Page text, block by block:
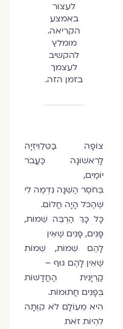
לעצור
באמצע
הקריאה.
מומלץ
להקשיב
לעצמך
בזמן הזה.
צוֹפָה בַּטֵּלֵוִיזְיָה
לָרִאשׁוֹנָה כַּעֲבֹר
יוֹמַיִם,
בְּחֹסֶר הַשֵּׁנָה נִדְמֶה לִי
שֶׁהַכֹּל הָיָה חֲלוֹם.
כָּל כָּךְ הַרְבֵּה שֵׁמוֹת,
פָּנִים, פָּנִים שֶׁאֵין
לָהֶם שֵׁמוֹת, שֵׁמוֹת
שֶׁאֵין לָהֶם גּוּף –
קַרְיָנִית הַחֲדָשׁוֹת
בְּפָנִים חֲתוּמוֹת.
הִיא מֵעוֹלָם לֹא קִוְּתָה
לִהְיוֹת זֹאת